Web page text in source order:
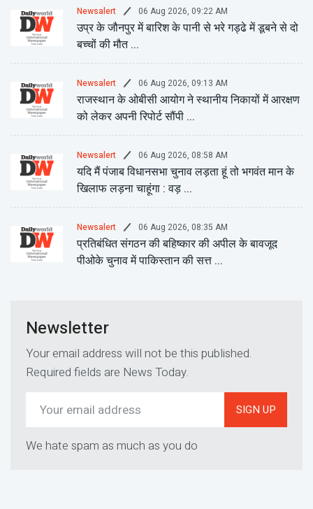
Newsalert 06 Aug 2026, 09:22 AM
उप्र के जौनपुर में बारिश के पानी से भरे गड्ढे में डूबने से दो
बच्चों की मौत ...
Newsalert 06 Aug 2026, 09:13 AM
राजस्थान के ओबीसी आयोग ने स्थानीय निकायों में आरक्षण
को लेकर अपनी रिपोर्ट सौंपी ...
Newsalert 06 Aug 2026, 08:58 AM
यदि मैं पंजाब विधानसभा चुनाव लड़ता हूं तो भगवंत मान के
खिलाफ लड़ना चाहूंगा : वड़ ...
Newsalert 06 Aug 2026, 08:35 AM
प्रतिबंधित संगठन की बहिष्कार की अपील के बावजूद
पीओके चुनाव में पाकिस्तान की सत्त ...
Newsletter
Your email address will not be this published.
Required fields are News Today.
SIGN UP
We hate spam as much as you do